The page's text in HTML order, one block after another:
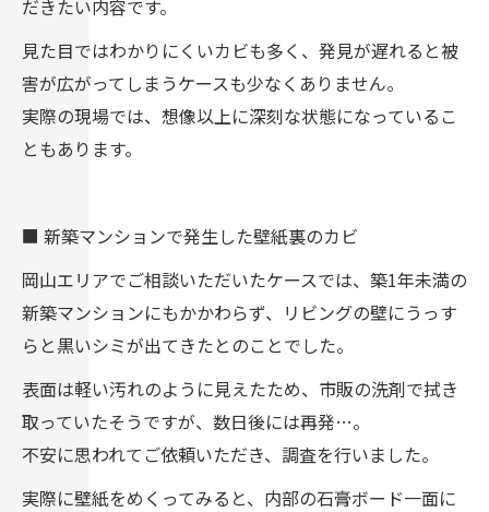
だきたい内容です。
見た目ではわかりにくいカビも多く、発見が遅れると被
害が広がってしまうケースも少なくありません。
実際の現場では、想像以上に深刻な状態になっているこ
ともあります。
■ 新築マンションで発生した壁紙裏のカビ
岡山エリアでご相談いただいたケースでは、築1年未満の
新築マンションにもかかわらず、リビングの壁にうっす
らと黒いシミが出てきたとのことでした。
表面は軽い汚れのように見えたため、市販の洗剤で拭き
取っていたそうですが、数日後には再発…。
不安に思われてご依頼いただき、調査を行いました。
実際に壁紙をめくってみると、内部の石膏ボード一面に